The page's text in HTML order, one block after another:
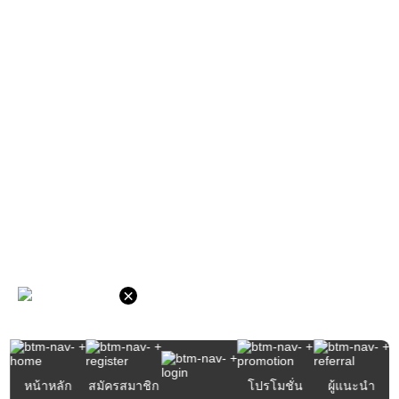
×
หน้าหลัก สมัครสมาชิก โปรโมชั่น ผู้แนะนำ